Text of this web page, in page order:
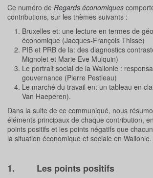
Ce numéro de Regards économiques
contributions, sur les thèmes suivants :
Bruxelles et: une lecture en termes de
économique (Jacques-François Thisse)
PIB et PRB de la: des diagnostics
Mignolet et Marie Eve Mulquin)
Le portrait social de la Wallonie :
gouvernance (Pierre Pestieau)
Le marché du travail en: un tableau en
Van Haeperen).
Dans la suite de ce communiqué, nous
éléments principaux de chaque contribution,
points positifs et les points négatifs que
la situation économique et sociale en Wallonie.
1. Les points positifs